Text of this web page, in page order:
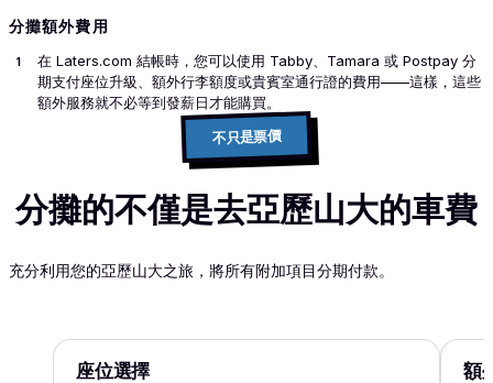
分攤額外費用
在 Laters.com 結帳時，您可以使用 Tabby、Tamara 或 Postpay 分
期支付座位升級、額外行李額度或貴賓室通行證的費用——這樣，這些
額外服務就不必等到發薪日才能購買。
不只是票價
分攤的不僅是去亞歷山大的車費
充分利用您的亞歷山大之旅，將所有附加項目分期付款。
座位選擇 額